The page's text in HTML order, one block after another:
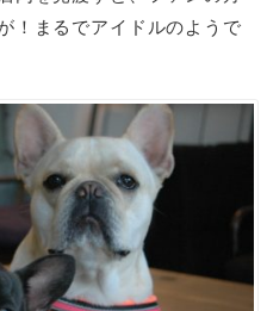
！まるでアイドルのようで